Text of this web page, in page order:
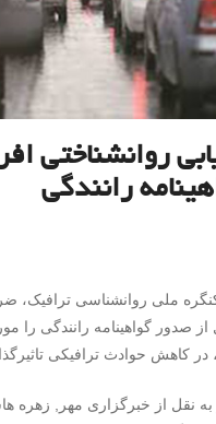
روانشناختی
رانندگی
ملی روانشناسی ترافیک،
از صدور گواهینامه رانندگی را
در کاهش حوادث ترافیکی
به نقل از خبرگزاری مهر, زهره